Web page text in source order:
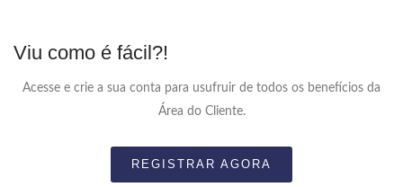
Viu como é fácil?!
Acesse e crie a sua conta para usufruir de todos os benefícios da
Área do Cliente.
REGISTRAR AGORA